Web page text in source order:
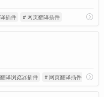
插件 # 网页翻译插件
译浏览器插件 # 网页翻译插件